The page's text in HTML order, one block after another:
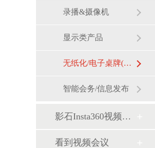
录播&摄像机
显示类产品
无纸化/电子桌牌(墨水屏)
智能会务/信息发布
影石Insta360视频会议
看到视频会议